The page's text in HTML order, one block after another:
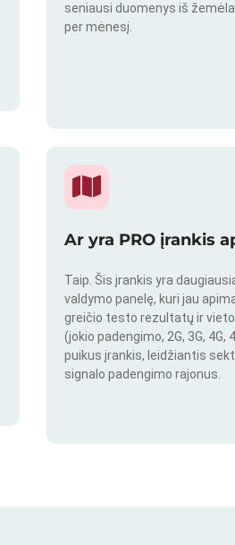
seniausi duomenys iš
per mėnesį.
Ar yra PRO įrankis
Taip. Šis įrankis yra
valdymo panelę, kuri jau
greičio testo rezultatų ir
(jokio padengimo, 2G, 3G,
puikus įrankis, leidžiantis
signalo padengimo rajonus.